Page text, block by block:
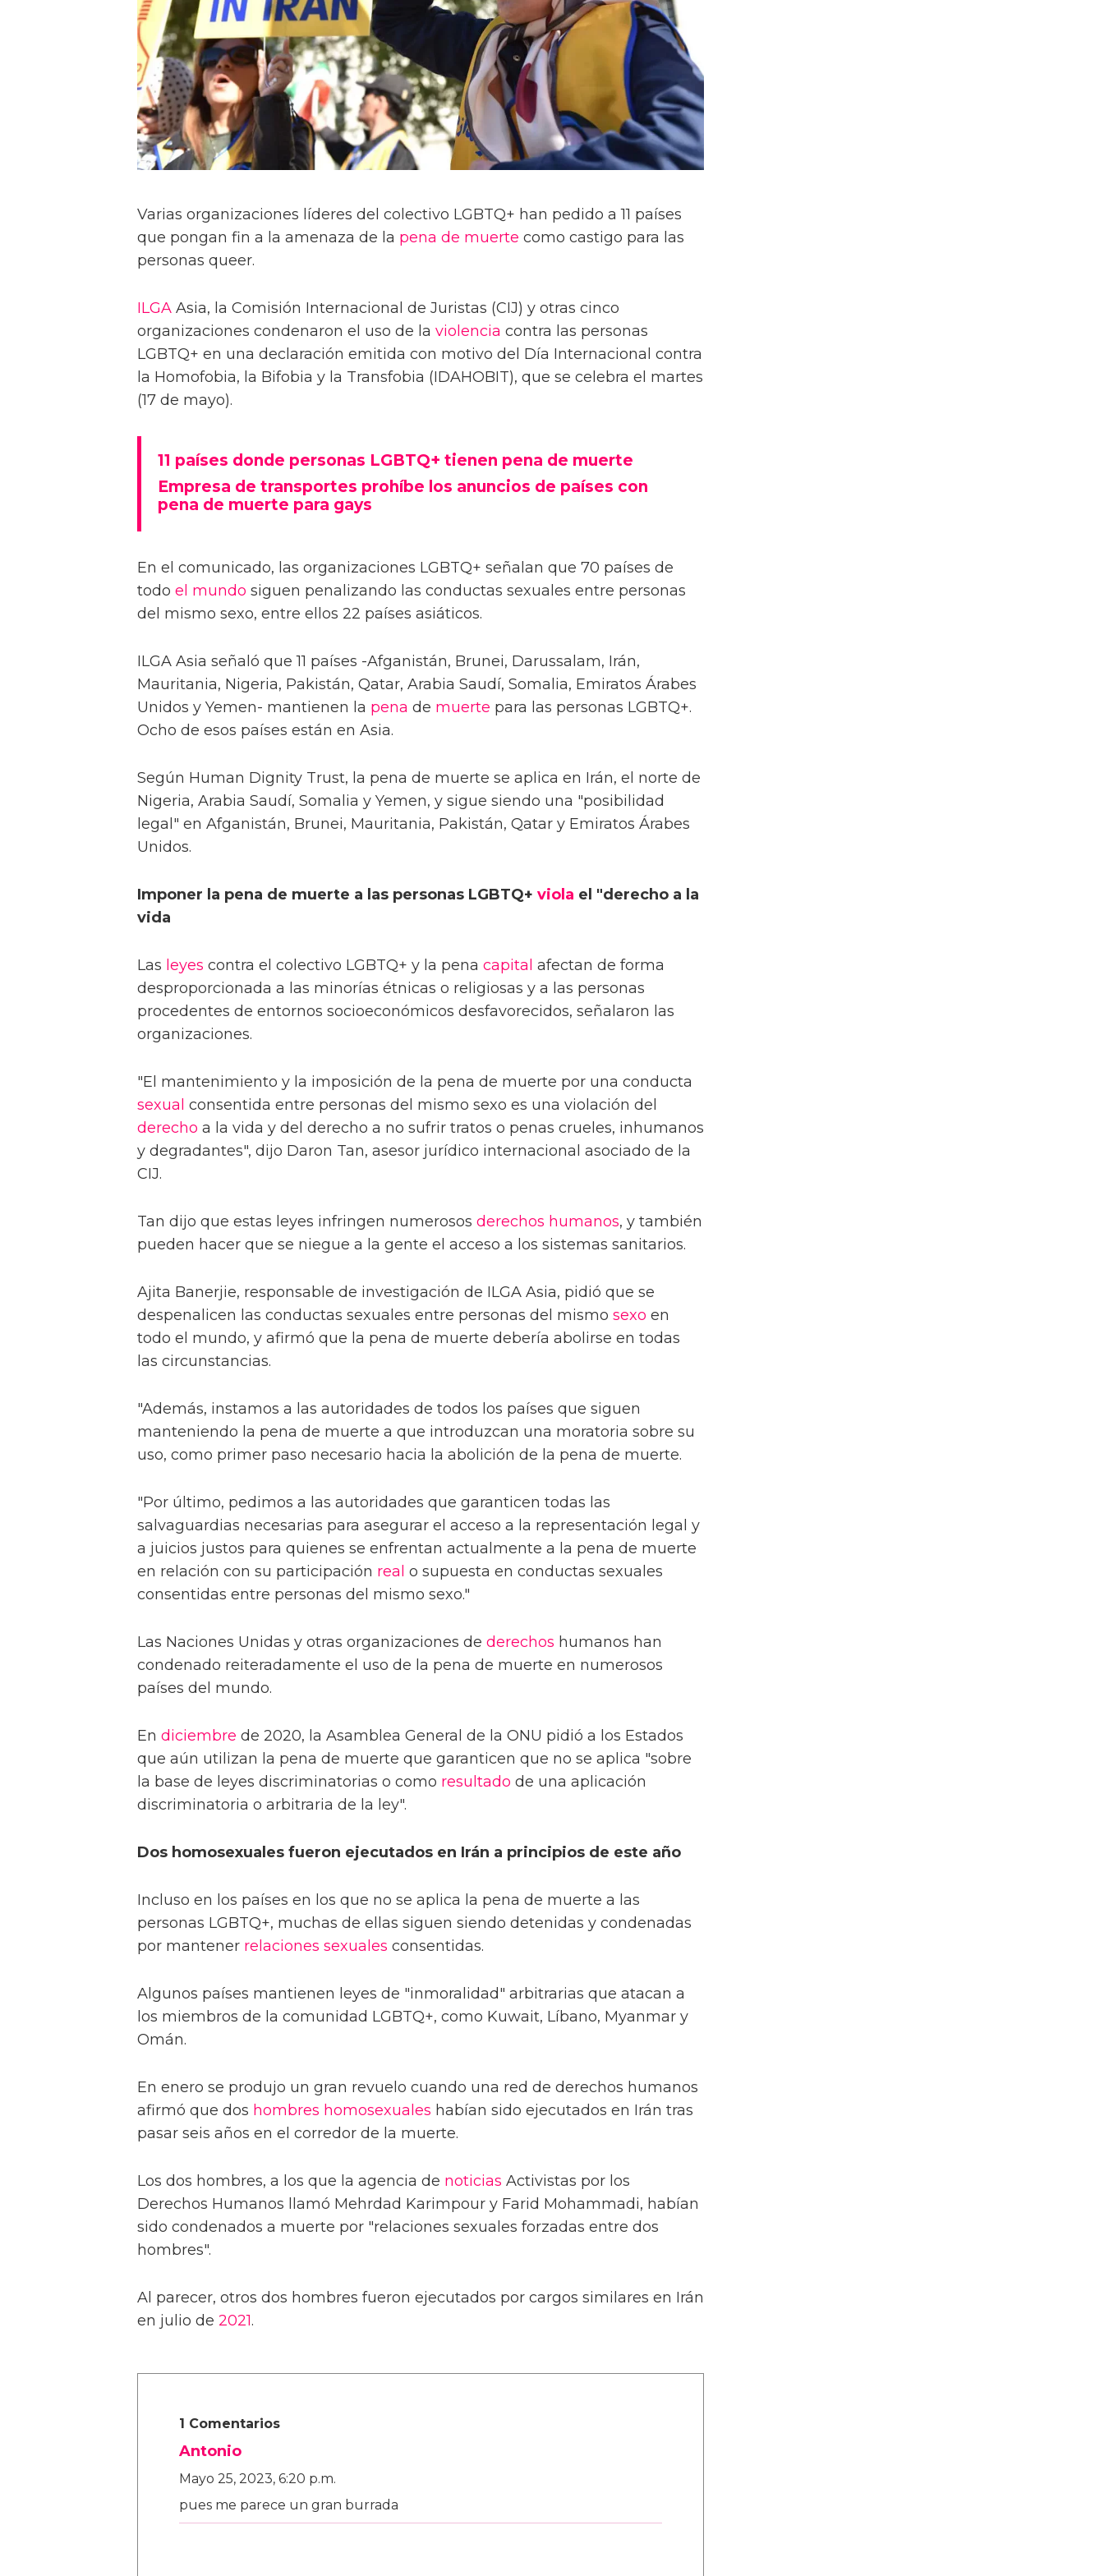
Varias organizaciones líderes del colectivo LGBTQ+ han pedido a 11 países
que pongan fin a la amenaza de la pena de muerte como castigo para las
personas queer.
ILGA Asia, la Comisión Internacional de Juristas (CIJ) y otras cinco
organizaciones condenaron el uso de la violencia contra las personas
LGBTQ+ en una declaración emitida con motivo del Día Internacional contra
la Homofobia, la Bifobia y la Transfobia (IDAHOBIT), que se celebra el martes
(17 de mayo).
11 países donde personas LGBTQ+ tienen pena de muerte
Empresa de transportes prohíbe los anuncios de países con
pena de muerte para gays
En el comunicado, las organizaciones LGBTQ+ señalan que 70 países de
todo el mundo siguen penalizando las conductas sexuales entre personas
del mismo sexo, entre ellos 22 países asiáticos.
ILGA Asia señaló que 11 países -Afganistán, Brunei, Darussalam, Irán,
Mauritania, Nigeria, Pakistán, Qatar, Arabia Saudí, Somalia, Emiratos Árabes
Unidos y Yemen- mantienen la pena de muerte para las personas LGBTQ+.
Ocho de esos países están en Asia.
Según Human Dignity Trust, la pena de muerte se aplica en Irán, el norte de
Nigeria, Arabia Saudí, Somalia y Yemen, y sigue siendo una "posibilidad
legal" en Afganistán, Brunei, Mauritania, Pakistán, Qatar y Emiratos Árabes
Unidos.
Imponer la pena de muerte a las personas LGBTQ+ viola el "derecho a la
vida
Las leyes contra el colectivo LGBTQ+ y la pena capital afectan de forma
desproporcionada a las minorías étnicas o religiosas y a las personas
procedentes de entornos socioeconómicos desfavorecidos, señalaron las
organizaciones.
"El mantenimiento y la imposición de la pena de muerte por una conducta
sexual consentida entre personas del mismo sexo es una violación del
derecho a la vida y del derecho a no sufrir tratos o penas crueles, inhumanos
y degradantes", dijo Daron Tan, asesor jurídico internacional asociado de la
CIJ.
Tan dijo que estas leyes infringen numerosos derechos humanos, y también
pueden hacer que se niegue a la gente el acceso a los sistemas sanitarios.
Ajita Banerjie, responsable de investigación de ILGA Asia, pidió que se
despenalicen las conductas sexuales entre personas del mismo sexo en
todo el mundo, y afirmó que la pena de muerte debería abolirse en todas
las circunstancias.
"Además, instamos a las autoridades de todos los países que siguen
manteniendo la pena de muerte a que introduzcan una moratoria sobre su
uso, como primer paso necesario hacia la abolición de la pena de muerte.
"Por último, pedimos a las autoridades que garanticen todas las
salvaguardias necesarias para asegurar el acceso a la representación legal y
a juicios justos para quienes se enfrentan actualmente a la pena de muerte
en relación con su participación real o supuesta en conductas sexuales
consentidas entre personas del mismo sexo."
Las Naciones Unidas y otras organizaciones de derechos humanos han
condenado reiteradamente el uso de la pena de muerte en numerosos
países del mundo.
En diciembre de 2020, la Asamblea General de la ONU pidió a los Estados
que aún utilizan la pena de muerte que garanticen que no se aplica "sobre
la base de leyes discriminatorias o como resultado de una aplicación
discriminatoria o arbitraria de la ley".
Dos homosexuales fueron ejecutados en Irán a principios de este año
Incluso en los países en los que no se aplica la pena de muerte a las
personas LGBTQ+, muchas de ellas siguen siendo detenidas y condenadas
por mantener relaciones sexuales consentidas.
Algunos países mantienen leyes de "inmoralidad" arbitrarias que atacan a
los miembros de la comunidad LGBTQ+, como Kuwait, Líbano, Myanmar y
Omán.
En enero se produjo un gran revuelo cuando una red de derechos humanos
afirmó que dos hombres homosexuales habían sido ejecutados en Irán tras
pasar seis años en el corredor de la muerte.
Los dos hombres, a los que la agencia de noticias Activistas por los
Derechos Humanos llamó Mehrdad Karimpour y Farid Mohammadi, habían
sido condenados a muerte por "relaciones sexuales forzadas entre dos
hombres".
Al parecer, otros dos hombres fueron ejecutados por cargos similares en Irán
en julio de 2021.
1 Comentarios
Antonio
Mayo 25, 2023, 6:20 p.m.
pues me parece un gran burrada